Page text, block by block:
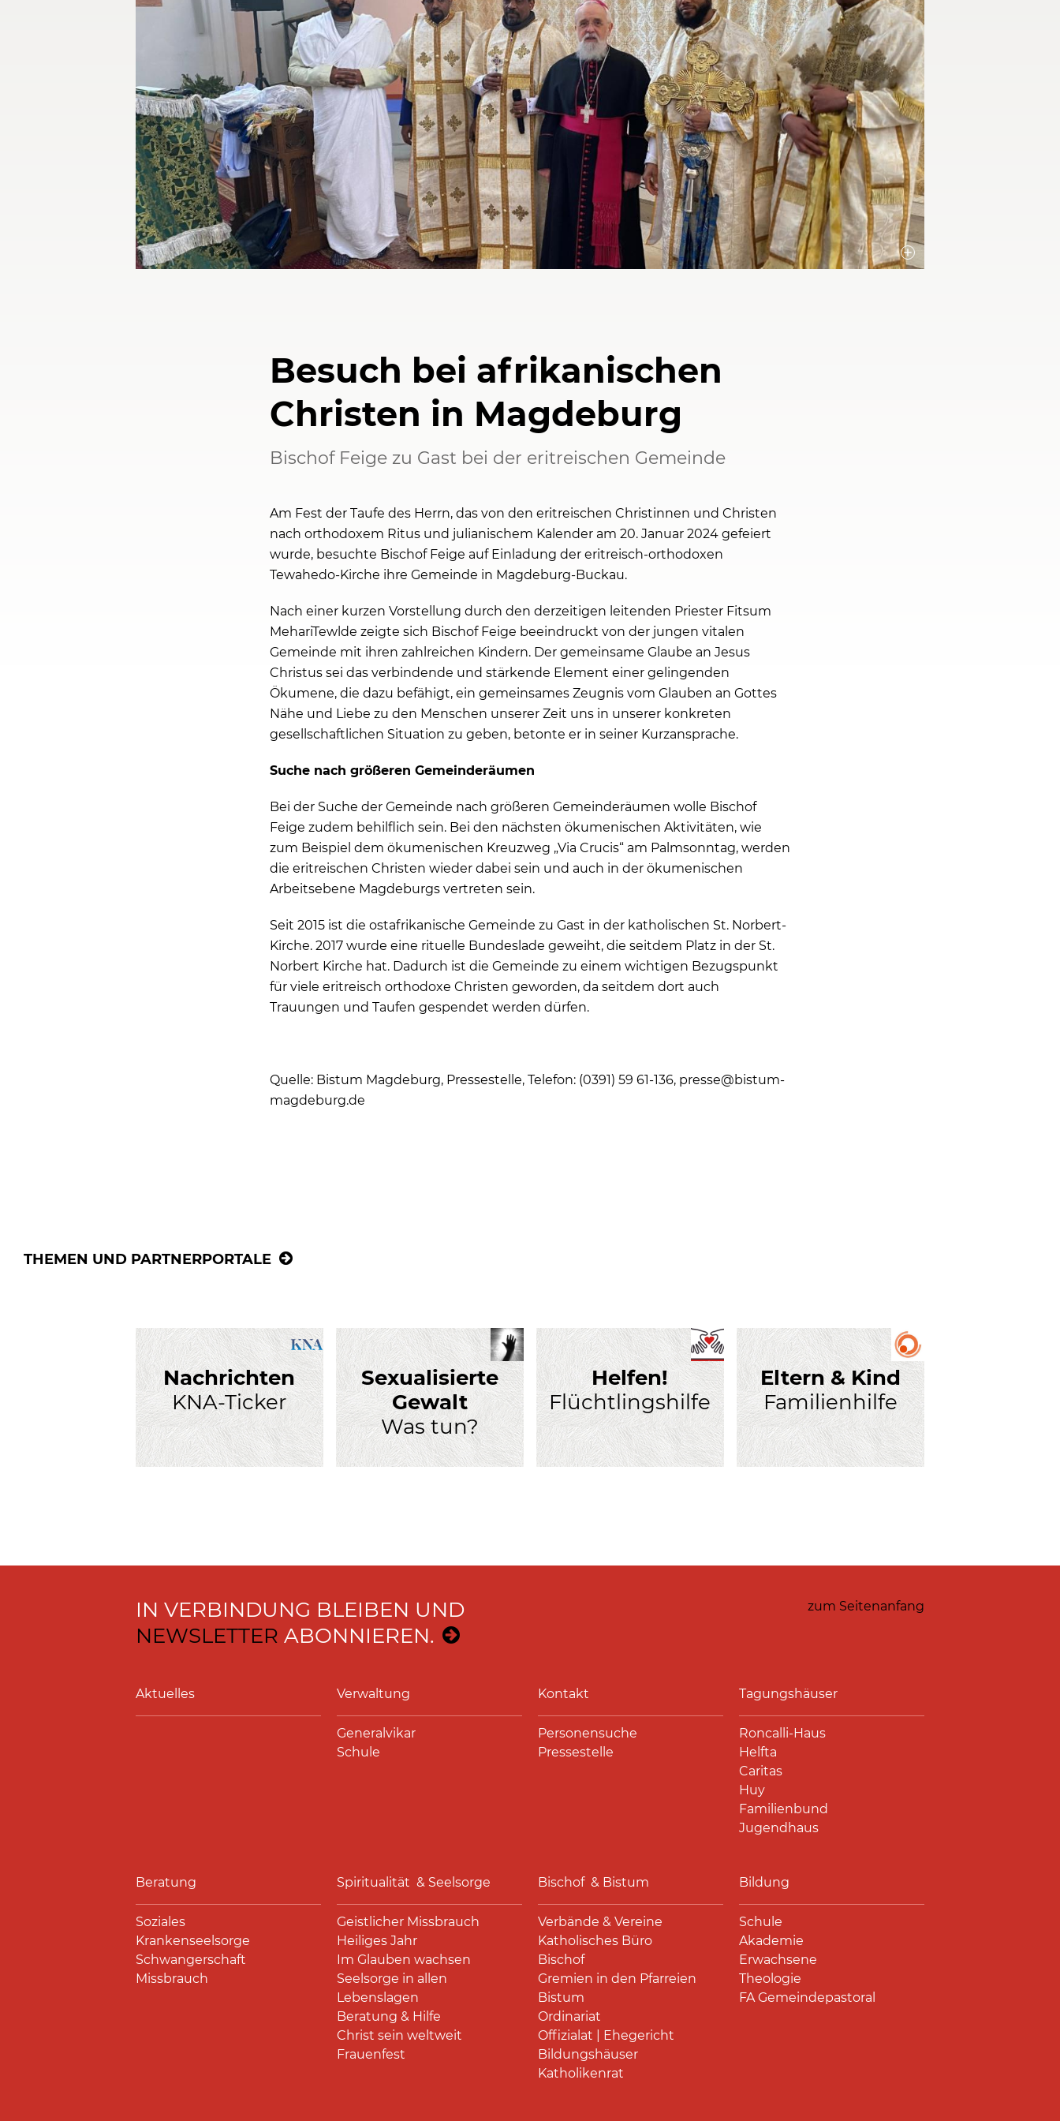
Besuch bei afrikanischen
Christen in Magdeburg
Bischof Feige zu Gast bei der eritreischen Gemeinde
Am Fest der Taufe des Herrn, das von den eritreischen Christinnen und Christen
nach orthodoxem Ritus und julianischem Kalender am 20. Januar 2024 gefeiert
wurde, besuchte Bischof Feige auf Einladung der eritreisch-orthodoxen
Tewahedo-Kirche ihre Gemeinde in Magdeburg-Buckau.
Nach einer kurzen Vorstellung durch den derzeitigen leitenden Priester Fitsum
MehariTewlde zeigte sich Bischof Feige beeindruckt von der jungen vitalen
Gemeinde mit ihren zahlreichen Kindern. Der gemeinsame Glaube an Jesus
Christus sei das verbindende und stärkende Element einer gelingenden
Ökumene, die dazu befähigt, ein gemeinsames Zeugnis vom Glauben an Gottes
Nähe und Liebe zu den Menschen unserer Zeit uns in unserer konkreten
gesellschaftlichen Situation zu geben, betonte er in seiner Kurzansprache.
Suche nach größeren Gemeinderäumen
Bei der Suche der Gemeinde nach größeren Gemeinderäumen wolle Bischof
Feige zudem behilflich sein. Bei den nächsten ökumenischen Aktivitäten, wie
zum Beispiel dem ökumenischen Kreuzweg „Via Crucis“ am Palmsonntag, werden
die eritreischen Christen wieder dabei sein und auch in der ökumenischen
Arbeitsebene Magdeburgs vertreten sein.
Seit 2015 ist die ostafrikanische Gemeinde zu Gast in der katholischen St. Norbert-
Kirche. 2017 wurde eine rituelle Bundeslade geweiht, die seitdem Platz in der St.
Norbert Kirche hat. Dadurch ist die Gemeinde zu einem wichtigen Bezugspunkt
für viele eritreisch orthodoxe Christen geworden, da seitdem dort auch
Trauungen und Taufen gespendet werden dürfen.
Quelle: Bistum Magdeburg, Pressestelle, Telefon: (0391) 59 61-136, presse@bistum-
magdeburg.de
THEMEN UND PARTNERPORTALE
Nachrichten
KNA-Ticker
Sexualisierte
Gewalt
Was tun?
Helfen!
Flüchtlingshilfe
Eltern & Kind
Familienhilfe
IN VERBINDUNG BLEIBEN UND
NEWSLETTER ABONNIEREN.
zum Seitenanfang
Aktuelles Verwaltung
Generalvikar
Schule
Kontakt
Personensuche
Pressestelle
Tagungshäuser
Roncalli-Haus
Helfta
Caritas
Huy
Familienbund
Jugendhaus
Beratung
Soziales
Krankenseelsorge
Schwangerschaft
Missbrauch
Spiritualität & Seelsorge
Geistlicher Missbrauch
Heiliges Jahr
Im Glauben wachsen
Seelsorge in allen
Lebenslagen
Beratung & Hilfe
Christ sein weltweit
Frauenfest
Bischof & Bistum
Verbände & Vereine
Katholisches Büro
Bischof
Gremien in den Pfarreien
Bistum
Ordinariat
Offizialat | Ehegericht
Bildungshäuser
Katholikenrat
Bildung
Schule
Akademie
Erwachsene
Theologie
FA Gemeindepastoral